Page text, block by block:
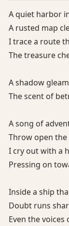
A quiet harbor
A rusted map
I trace a route
The treasure
A shadow
The scent of
A song of
Throw open
I cry out with a
Pressing on
Inside a ship
Doubt runs
Even the